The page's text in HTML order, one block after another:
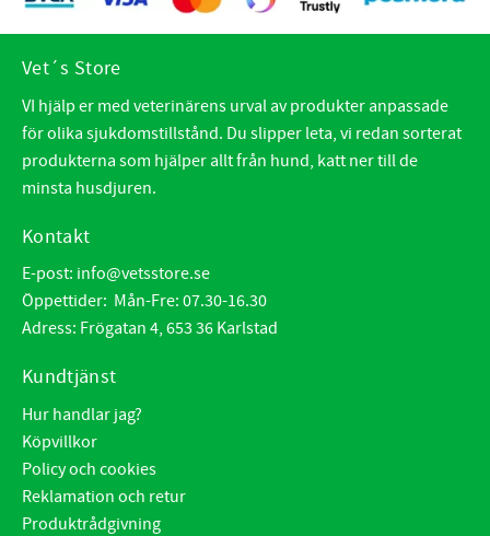
Vet´s Store
VI hjälp er med veterinärens urval av produkter anpassade
för olika sjukdomstillstånd. Du slipper leta, vi redan sorterat
produkterna som hjälper allt från hund, katt ner till de
minsta husdjuren.
Kontakt
E-post: info@vetsstore.se
Öppettider: Mån-Fre: 07.30-16.30
Adress: Frögatan 4, 653 36 Karlstad
Kundtjänst
Hur handlar jag?
Köpvillkor
Policy och cookies
Reklamation och retur
Produktrådgivning